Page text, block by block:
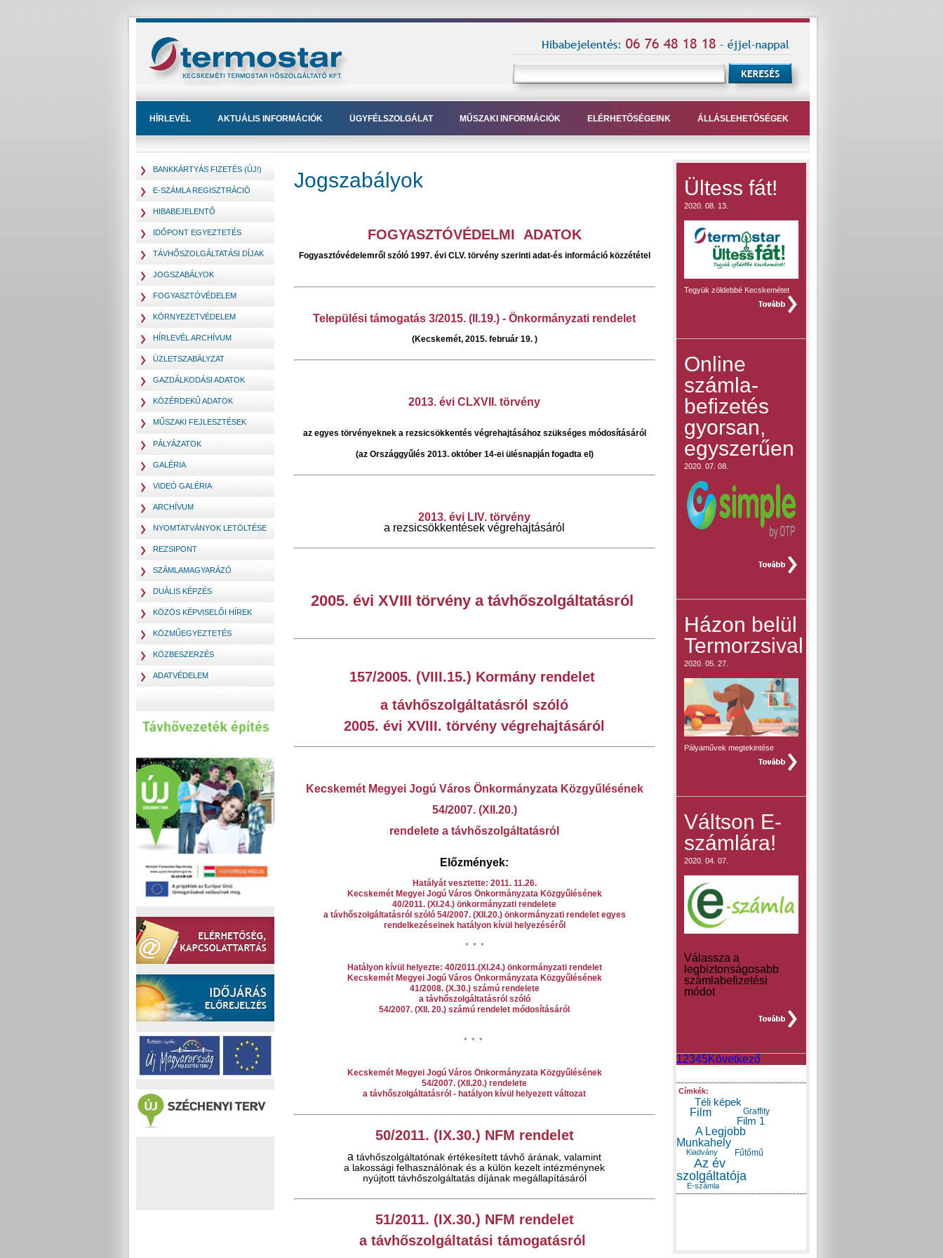
HÍRLEVÉL AKTUÁLIS INFORMÁCIÓK ÜGYFÉLSZOLGÁLAT MŰSZAKI INFORMÁCIÓK ELÉRHETŐSÉGEINK ÁLLÁSLEHETŐSÉGEK
BANKKÁRTYÁS FIZETÉS (ÚJ!)
E-SZÁMLA REGISZTRÁCIÓ
HIBABEJELENTŐ
IDŐPONT EGYEZTETÉS
TÁVHŐSZOLGÁLTATÁSI DÍJAK
JOGSZABÁLYOK
FOGYASZTÓVÉDELEM
KÖRNYEZETVÉDELEM
HÍRLEVÉL ARCHÍVUM
ÜZLETSZABÁLYZAT
GAZDÁLKODÁSI ADATOK
KÖZÉRDEKŰ ADATOK
MŰSZAKI FEJLESZTÉSEK
PÁLYÁZATOK
GALÉRIA
VIDEÓ GALÉRIA
ARCHÍVUM
NYOMTATVÁNYOK LETÖLTÉSE
REZSIPONT
SZÁMLAMAGYARÁZÓ
DUÁLIS KÉPZÉS
KÖZÖS KÉPVISELŐI HÍREK
KÖZMŰEGYEZTETÉS
KÖZBESZERZÉS
ADATVÉDELEM
Jogszabályok
FOGYASZTÓVÉDELMI ADATOK
Fogyasztóvédelemről szóló 1997. évi CLV. törvény szerinti adat-és információ közzététel
Települési támogatás 3/2015. (II.19.) - Önkormányzati rendelet
(Kecskemét, 2015. február 19. )
2013. évi CLXVII. törvény
az egyes törvényeknek a rezsicsökkentés végrehajtásához szükséges módosításáról
(az Országgyűlés 2013. október 14-ei ülésnapján fogadta el)
2013. évi LIV. törvény
a rezsicsökkentések végrehajtásáról
2005. évi XVIII törvény a távhőszolgáltatásról
157/2005. (VIII.15.) Kormány rendelet
a távhőszolgáltatásról szóló
2005. évi XVIII. törvény végrehajtásáról
Kecskemét Megyei Jogú Város Önkormányzata Közgyűlésének
54/2007. (XII.20.)
rendelete a távhőszolgáltatásról
Előzmények:
Hatályát vesztette: 2011. 11.26.
Kecskemét Megyei Jogú Város Önkormányzata Közgyűlésének
40/2011. (XI.24.) önkormányzati rendelete
a távhőszolgáltatásról szóló 54/2007. (XII.20.) önkormányzati rendelet egyes
rendelkezéseinek hatályon kívül helyezéséről
* * *
Hatályon kívül helyezte: 40/2011.(XI.24.) önkormányzati rendelet
Kecskemét Megyei Jogú Város Önkormányzata Közgyűlésének
41/2008. (X.30.) számú rendelete
a távhőszolgáltatásról szóló
54/2007. (XII. 20.) számú rendelet módosításáról
* * *
Kecskemét Megyei Jogú Város Önkormányzata Közgyűlésének
54/2007. (XII.20.) rendelete
a távhőszolgáltatásról - hatályon kívül helyezett változat
50/2011. (IX.30.) NFM rendelet
a távhőszolgáltatónak értékesített távhő árának, valamint
a lakossági felhasználónak és a külön kezelt intézménynek
nyújtott távhőszolgáltatás díjának megállapításáról
51/2011. (IX.30.) NFM rendelet
a távhőszolgáltatási támogatásról
Ültess fát!
2020. 08. 13.
Tegyük zöldebbé Kecskemétet
Online
számla-
befizetés
gyorsan,
egyszerűen
2020. 07. 08.
Házon belül
Termorzsival
2020. 05. 27.
Pályaművek megtekintése
Váltson E-
számlára!
2020. 04. 07.
Válassza a
legbiztonságosabb
számlabefizetési
módot
12345Következő
Címkék:
Téli képek
Film
Graffity
Film 1
A Legjobb
Munkahely
Kiadvány Fűtőmű
Az év
szolgáltatója
E-számla